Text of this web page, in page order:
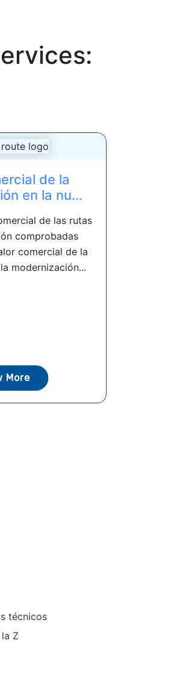
de la
en la nu...
de las rutas
comprobadas
comercial de la
modernización...
More
técnicos
Z